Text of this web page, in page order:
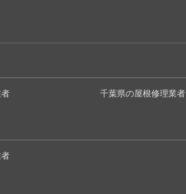
千葉県の屋根修理業者